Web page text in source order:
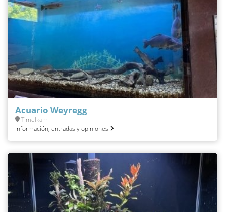
Acuario Weyregg
Timelkam
Información, entradas y opiniones